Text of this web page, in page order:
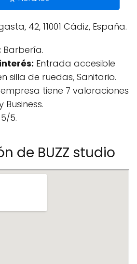
42, 11001 Cádiz, España.
Barbería.
Entrada accesible
silla de ruedas, Sanitario.
tiene 7 valoraciones
Business.
5/5.
de BUZZ studio